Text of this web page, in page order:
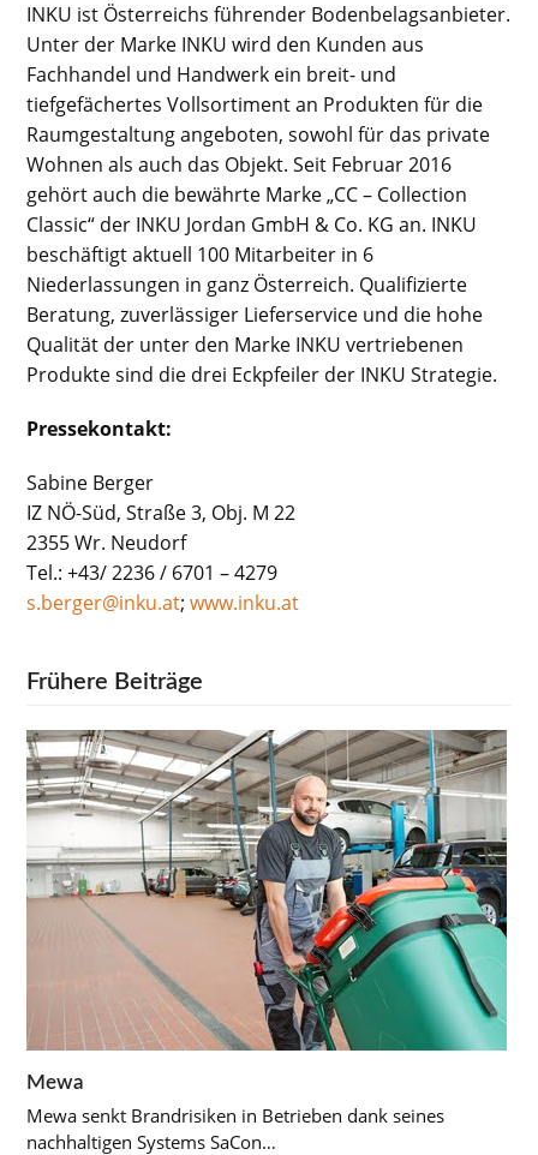
INKU ist Österreichs führender Bodenbelagsanbieter.
Unter der Marke INKU wird den Kunden aus
Fachhandel und Handwerk ein breit- und
tiefgefächertes Vollsortiment an Produkten für die
Raumgestaltung angeboten, sowohl für das private
Wohnen als auch das Objekt. Seit Februar 2016
gehört auch die bewährte Marke „CC – Collection
Classic“ der INKU Jordan GmbH & Co. KG an. INKU
beschäftigt aktuell 100 Mitarbeiter in 6
Niederlassungen in ganz Österreich. Qualifizierte
Beratung, zuverlässiger Lieferservice und die hohe
Qualität der unter den Marke INKU vertriebenen
Produkte sind die drei Eckpfeiler der INKU Strategie.
Pressekontakt:
Sabine Berger
IZ NÖ-Süd, Straße 3, Obj. M 22
2355 Wr. Neudorf
Tel.: +43/ 2236 / 6701 – 4279
s.berger@inku.at;www.inku.at
Frühere Beiträge
Mewa
Mewa senkt Brandrisiken in Betrieben dank seines
nachhaltigen Systems SaCon…